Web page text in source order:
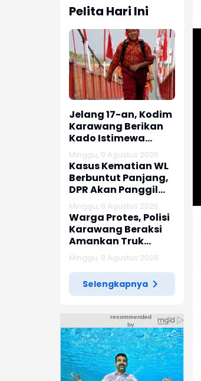
Pelita Hari Ini
Jelang 17-an, Kodim
Karawang Berikan
Kado Istimewa
Untuk Warga Desa
Kalijati Jatisari
Minggu, 9 Agustus 2026
Kasus Kematian WL
Berbuntut Panjang,
DPR Akan Panggil
Polda Sumut dan
Keluarga Korban
Minggu, 9 Agustus 2026
Warga Protes, Polisi
Karawang Beraksi
Amankan Truk
Lawan Lawan Arus
Minggu, 9 Agustus 2026
Selengkapnya